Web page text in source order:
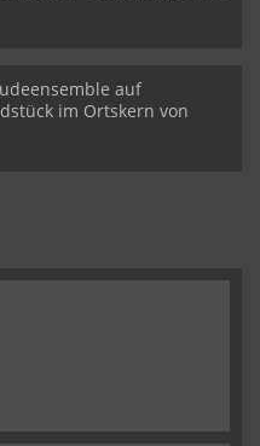
auf
im Ortskern von